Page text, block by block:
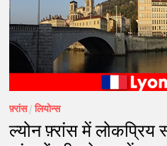
फ़्रांस/लियोन्स
ल्योन फ़्रांस में लोकप्रिय